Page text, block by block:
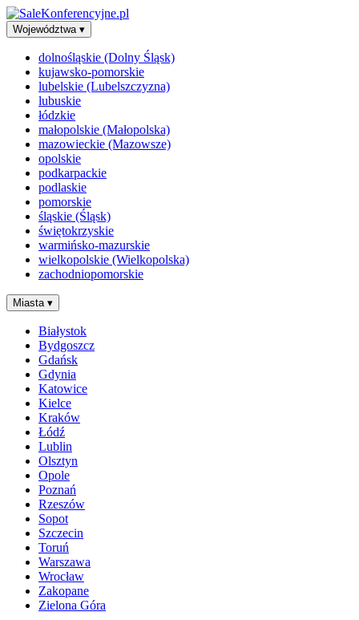
Województwa ▾
dolnośląskie (Dolny Śląsk)
kujawsko-pomorskie
lubelskie (Lubelszczyzna)
lubuskie
łódzkie
małopolskie (Małopolska)
mazowieckie (Mazowsze)
opolskie
podkarpackie
podlaskie
pomorskie
śląskie (Śląsk)
świętokrzyskie
warmińsko-mazurskie
wielkopolskie (Wielkopolska)
zachodniopomorskie
Miasta ▾
Białystok
Bydgoszcz
Gdańsk
Gdynia
Katowice
Kielce
Kraków
Łódź
Lublin
Olsztyn
Opole
Poznań
Rzeszów
Sopot
Szczecin
Toruń
Warszawa
Wrocław
Zakopane
Zielona Góra